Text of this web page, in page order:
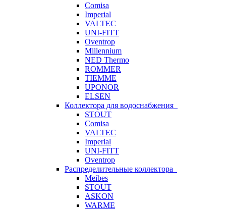
Comisa
Imperial
VALTEC
UNI-FITT
Oventrop
Millennium
NED Thermo
ROMMER
TIEMME
UPONOR
ELSEN
Коллектора для водоснабжения
STOUT
Comisa
VALTEC
Imperial
UNI-FITT
Oventrop
Распределительные коллектора
Meibes
STOUT
ASKON
WARME